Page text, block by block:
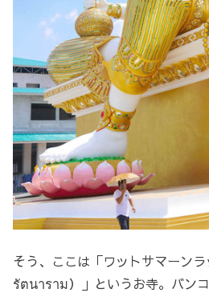
そう、ここは「ワットサマーン
รัตนาราม）」というお寺。バン